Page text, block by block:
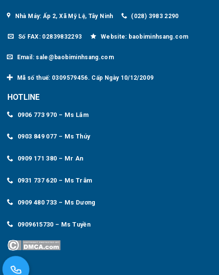
Nhà Máy: Ấp 2, Xã Mỹ Lệ, Tây Ninh (028) 3983 2290
Số FAX: 02839832293 Website: baobiminhsang.com
Email: sale@baobiminhsang.com
Mã số thuế: 0309579456. Cấp Ngày 10/12/2009
HOTLINE
0906 773 970 – Ms Lắm
0903 849 077 – Ms Thúy
0909 171 380 – Mr An
0931 737 620 – Ms Trâm
0909 480 733 – Ms Dương
0909615730 – Ms Tuyền